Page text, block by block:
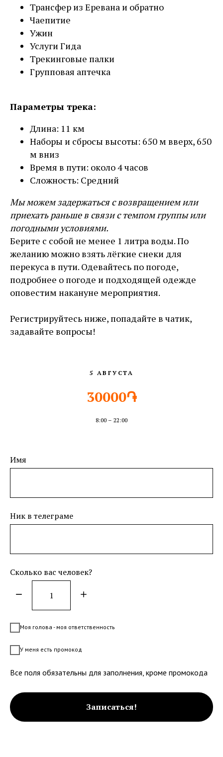
Трансфер из Еревана и обратно
Чаепитие
Ужин
Услуги Гида
Трекинговые палки
Групповая аптечка
Параметры трека:
Длина: 11 км
Наборы и сбросы высоты: 650 м вверх, 650
м вниз
Время в пути: около 4 часов
Сложность: Средний
Мы можем задержаться с возвращением или
приехать раньше в связи с темпом группы или
погодными условиями.
Берите с собой не менее 1 литра воды. По
желанию можно взять лёгкие снеки для
перекуса в пути. Одевайтесь по погоде,
подробнее о погоде и подходящей одежде
оповестим накануне мероприятия.
Регистрируйтесь ниже, попадайте в чатик,
задавайте вопросы!
5 АВГУСТА
30000֏
8:00 – 22:00
Имя
Ник в телеграме
Сколько вас человек?
Моя голова - моя ответственность
У меня есть промокод
Все поля обязательны для заполнения, кроме промокода
Записаться!